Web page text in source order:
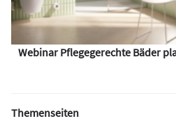
Webinar Pflegegerechte Bäder
Themenseiten